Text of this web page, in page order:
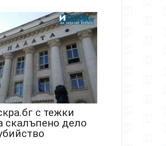
с тежки
скалъпено дело